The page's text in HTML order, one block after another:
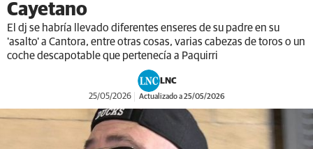
Cayetano
El dj se habría llevado diferentes enseres de su padre en su
'asalto' a Cantora, entre otras cosas, varias cabezas de toros o un
coche descapotable que pertenecía a Paquirri
LNC
25/05/2026 Actualizado a 25/05/2026